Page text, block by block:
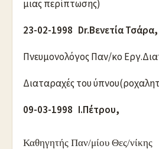
μιας περίπτωσης)
23-02-1998 Dr.Βενετία Τσάρα,
Πνευμονολόγος Παν/κο
Διαταραχές του
09-03-1998 Ι.Πέτρου,
Καθηγητής Παν/μίου Θες/νίκης